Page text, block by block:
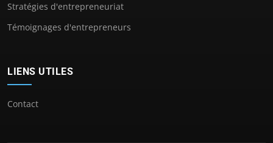
Stratégies d'entrepreneuriat
Témoignages d'entrepreneurs
LIENS UTILES
Contact